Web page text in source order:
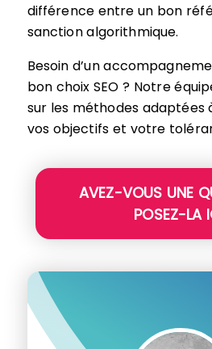
différence entre un bon
sanction algorithmique.
Besoin d’un
bon choix SEO ? Notre
sur les méthodes adaptées
vos objectifs et votre
AVEZ-VOUS UNE
POSEZ-LA